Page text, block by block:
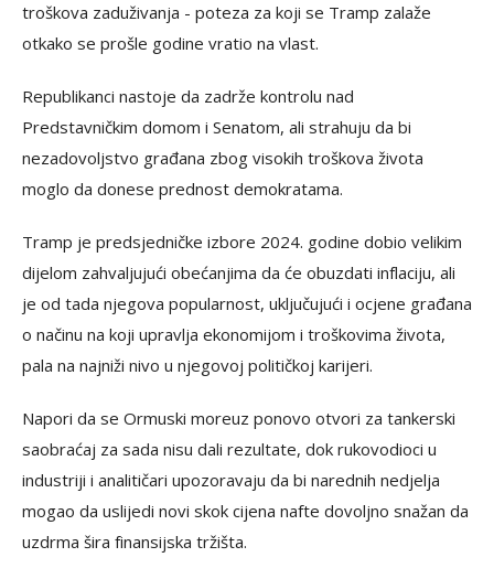
troškova zaduživanja - poteza za koji se Tramp zalaže
otkako se prošle godine vratio na vlast.
Republikanci nastoje da zadrže kontrolu nad
Predstavničkim domom i Senatom, ali strahuju da bi
nezadovoljstvo građana zbog visokih troškova života
moglo da donese prednost demokratama.
Tramp je predsjedničke izbore 2024. godine dobio velikim
dijelom zahvaljujući obećanjima da će obuzdati inflaciju, ali
je od tada njegova popularnost, uključujući i ocjene građana
o načinu na koji upravlja ekonomijom i troškovima života,
pala na najniži nivo u njegovoj političkoj karijeri.
Napori da se Ormuski moreuz ponovo otvori za tankerski
saobraćaj za sada nisu dali rezultate, dok rukovodioci u
industriji i analitičari upozoravaju da bi narednih nedjelja
mogao da uslijedi novi skok cijena nafte dovoljno snažan da
uzdrma šira finansijska tržišta.